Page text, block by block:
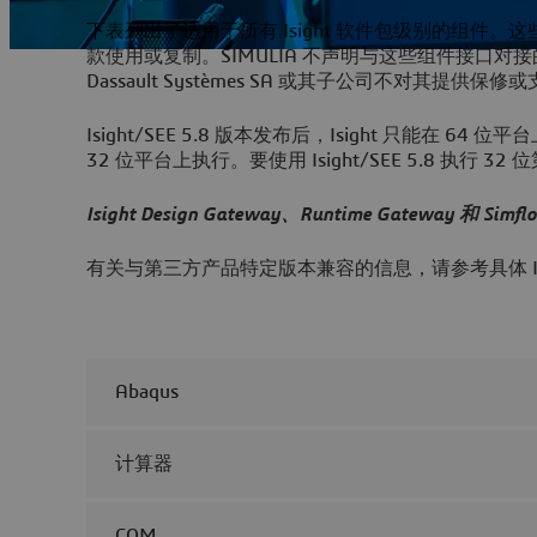
下表列出了适用于所有 Isight 软件包级别的组件。这
款使用或复制。SIMULIA 不声明与这些组件接口对
Dassault Systèmes SA 或其子公司不对其提供保修或
Isight/SEE 5.8 版本发布后，Isight 只能在 64 位平
32 位平台上执行。要使用 Isight/SEE 5.8 执行 32
Isight Design Gateway、Runtime Gateway 和
有关与第三方产品特定版本兼容的信息，请参考具
Abaqus
计算器